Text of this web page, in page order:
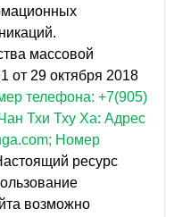
массовой
29 октября 2018
телефона: +7(905)
Тхи Тху Ха: Адрес
Номер
ресурс
возможно